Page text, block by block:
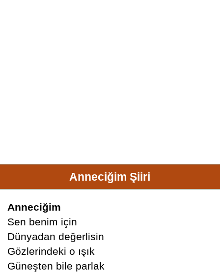
Anneciğim Şiiri
Anneciğim
Sen benim için
Dünyadan değerlisin
Gözlerindeki o ışık
Güneşten bile parlak